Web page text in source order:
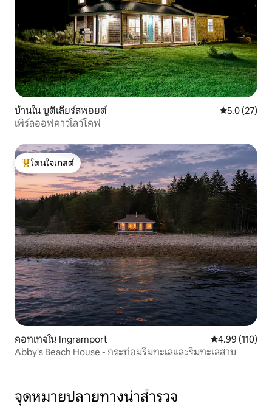
บ้านใน บูติเลียร์สพอยต์ คะแนนเฉลี่ย
5.0 (27)
เพิร์ลออฟคาวโลว์โคฟ
โดนใจเกสต์ที่สุด
โดนใจเกสต์
คอทเทจใน Ingramport คะแนนเฉลี่ย
4.99 (110)
Abby's Beach House - กระท่อมริมทะเลและริมทะเลสาบ
จุดหมายปลายทางน่าสำรวจ